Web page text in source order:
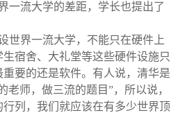
一流大学的差距，学长也提出了
世界一流大学，不能只在硬件上
宿舍、大礼堂等这些硬件设施只
要的还是软件。有人说，清华是
老师，做三流的题目”，所以说，
列，我们就应该在有多少世界顶